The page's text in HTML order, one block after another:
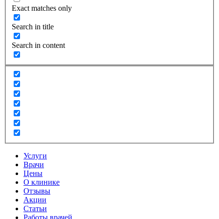
Exact matches only
Search in title
Search in content
Услуги
Врачи
Цены
О клинике
Отзывы
Акции
Статьи
Работы врачей